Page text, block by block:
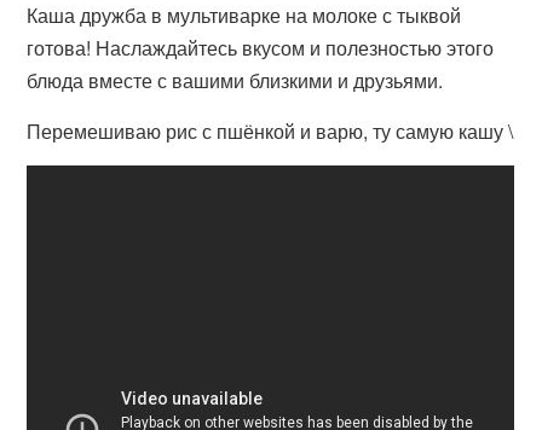
Каша дружба в мультиварке на молоке с тыквой
готова! Наслаждайтесь вкусом и полезностью этого
блюда вместе с вашими близкими и друзьями.
Перемешиваю рис с пшёнкой и варю, ту самую кашу \